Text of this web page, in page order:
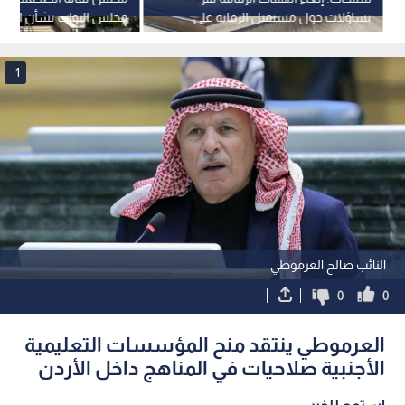
مجلس النواب بشأن
الملكية العقارية
تساؤلات حول مستقبل الرقابة على
التعليم
النائب صالح العرموطي
1
0
0
العرموطي ينتقد منح المؤسسات التعليمية
الأجنبية صلاحيات في المناهج داخل الأردن